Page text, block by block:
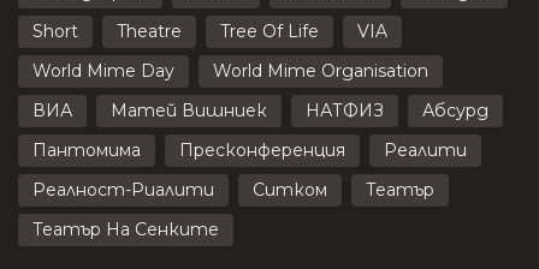
Short
Theatre Tree Of Life
VIA
World Mime Day
World Mime Organisation
ВИА
Матей Вишниек НАТФИЗ
Абсурд
Пантомима
Пресконференция
Реалити
Реалност-Риалити
Ситком
Театър
Театър На Сенките